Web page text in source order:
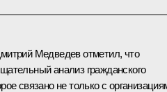
Медведев отметил, что
анализ гражданского
связано не только с